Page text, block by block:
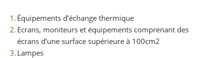
Équipements d’échange thermique
Ecrans, moniteurs et équipements comprenant des
écrans d’une surface supérieure à 100cm2
Lampes